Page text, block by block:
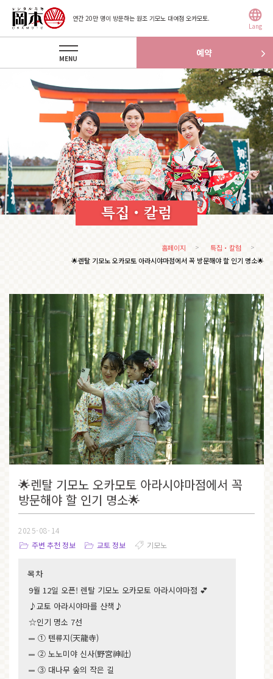
연간 20만 명이 방문하는 원조 기모노 대여점 오카모토.
Lang
예약
MENU
특집・칼럼
홈페이지
특집・칼럼
🌟렌탈 기모노 오카모토 아라시야마점에서 꼭 방문해야 할 인기 명소🌟
🌟렌탈 기모노 오카모토 아라시야마점에서 꼭
방문해야 할 인기 명소🌟
2025-08-14
주변 추천 정보
교토 정보 기모노
목차
9월 12일 오픈! 렌탈 기모노 오카모토 아라시야마점 💕
♪교토 아라시야마를 산책♪
☆인기 명소 7선
① 텐류지(天龍寺)
② 노노미야 신사(野宮神社)
③ 대나무 숲의 작은 길